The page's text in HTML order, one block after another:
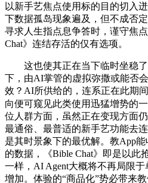
以新手艺焦点使用标的目的切入
下数据孤岛现象遍及，但不成否
寻求人生指点息争答时，谨守焦
Chat》连结存活的仅有选项。
这也使其正在当下临时坐稳了
下，由AI掌管的虚拟弥撒或能否
效？AI所供给的，连系正在此期
向便可窥见此类使用迅猛增势的一
位人群方面，虽然正在变现方面
最通俗、最普适的新手艺功能去
是其时景象下的最优解。教App
的数据，《Bible Chat》即是以此
一样，AI Agent大概将不再局限
增加。体验的“商品化”势必带来